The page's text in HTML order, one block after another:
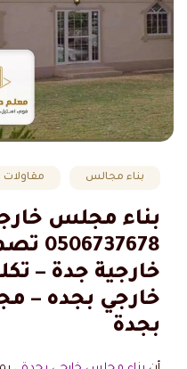
بناء مجالس مقاولات
بناء مجلس
خارجية جدة –
خارجي بجده –
بجدة